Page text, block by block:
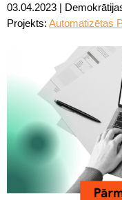
03.04.2023 |
Projekts: Automatizētas